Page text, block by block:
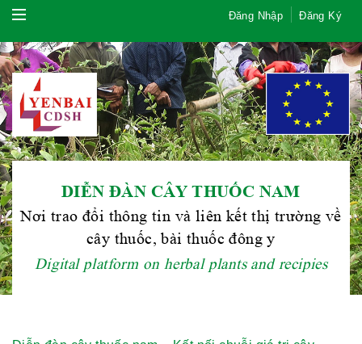
Đăng Nhập Đăng Ký
DIỄN ĐÀN CÂY THUỐC NAM
Nơi trao đổi thông tin và liên kết thị trường về
cây thuốc, bài thuốc đông y
Digital platform on herbal plants and recipies